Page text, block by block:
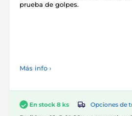
prueba de golpes.
Más info ›
En stock 8 ks
Opciones de